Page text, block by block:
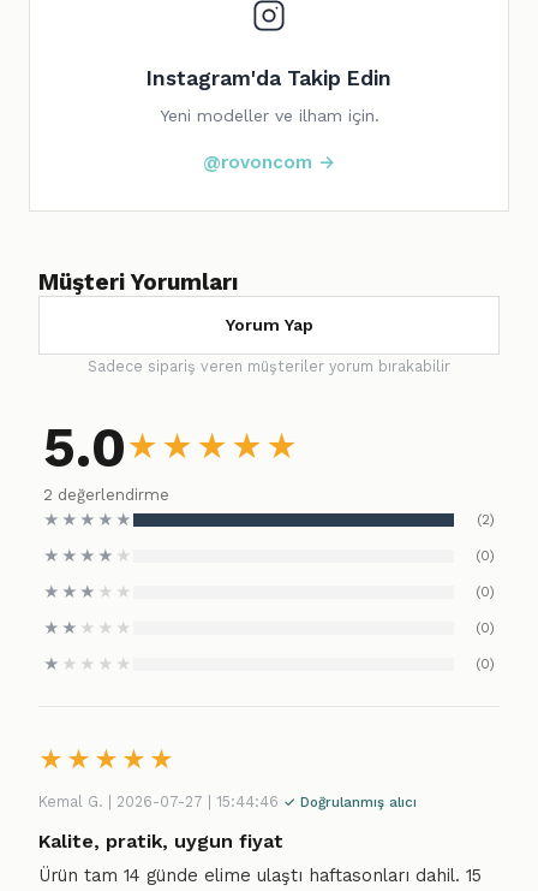
Instagram'da Takip Edin
Yeni modeller ve ilham için.
@rovoncom →
Müşteri Yorumları
Yorum Yap
Sadece sipariş veren müşteriler yorum bırakabilir
5.0★ ★ ★ ★ ★
2 değerlendirme
★ ★ ★ ★ ★ (2)
★ ★ ★ ★ ★ (0)
★ ★ ★ ★ ★ (0)
★ ★ ★ ★ ★ (0)
★ ★ ★ ★ ★ (0)
★ ★ ★ ★ ★
Kemal G. | 2026-07-27 | 15:44:46 ✓ Doğrulanmış alıcı
Kalite, pratik, uygun fiyat
Ürün tam 14 günde elime ulaştı haftasonları dahil. 15